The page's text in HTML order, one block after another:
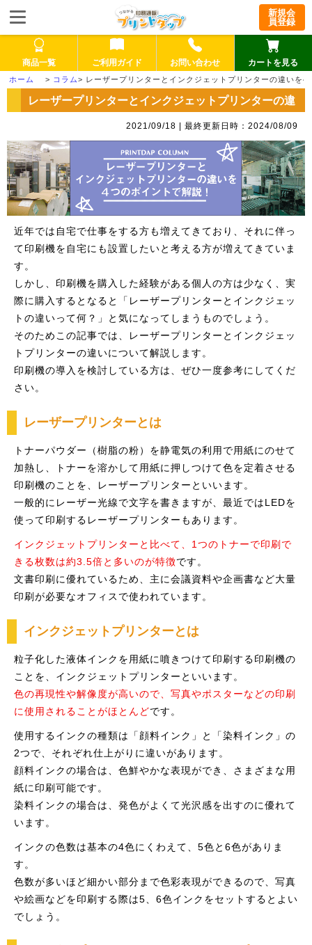
新規会
員登録
商品一覧 ご利用ガイド お問い合わせ カートを見る
> コラム> レーザープリンターとインクジェットプリンターの違いを4
レーザープリンターとインクジェットプリンターの違
いを4つのポイントで解説！2021/09/18 | 最終更新日時：2024/08/09
近年では自宅で仕事をする方も増えてきており、それに伴っ
て印刷機を自宅にも設置したいと考える方が増えてきていま
す。
しかし、印刷機を購入した経験がある個人の方は少なく、実
際に購入するとなると「レーザープリンターとインクジェッ
トの違いって何？」と気になってしまうものでしょう。
そのためこの記事では、レーザープリンターとインクジェッ
トプリンターの違いについて解説します。
印刷機の導入を検討している方は、ぜひ一度参考にしてくだ
さい。
レーザープリンターとは
トナーパウダー（樹脂の粉）を静電気の利用で用紙にのせて
加熱し、トナーを溶かして用紙に押しつけて色を定着させる
印刷機のことを、レーザープリンターといいます。
一般的にレーザー光線で文字を書きますが、最近ではLEDを
使って印刷するレーザープリンターもあります。
インクジェットプリンターと比べて、1つのトナーで印刷で
きる枚数は約3.5倍と多いのが特徴です。
文書印刷に優れているため、主に会議資料や企画書など大量
印刷が必要なオフィスで使われています。
インクジェットプリンターとは
粒子化した液体インクを用紙に噴きつけて印刷する印刷機の
ことを、インクジェットプリンターといいます。
色の再現性や解像度が高いので、写真やポスターなどの印刷
に使用されることがほとんどです。
使用するインクの種類は「顔料インク」と「染料インク」の
2つで、それぞれ仕上がりに違いがあります。
顔料インクの場合は、色鮮やかな表現ができ、さまざまな用
紙に印刷可能です。
染料インクの場合は、発色がよくて光沢感を出すのに優れて
います。
インクの色数は基本の4色にくわえて、5色と6色がありま
す。
色数が多いほど細かい部分まで色彩表現ができるので、写真
や絵画などを印刷する際は5、6色インクをセットするとよい
でしょう。